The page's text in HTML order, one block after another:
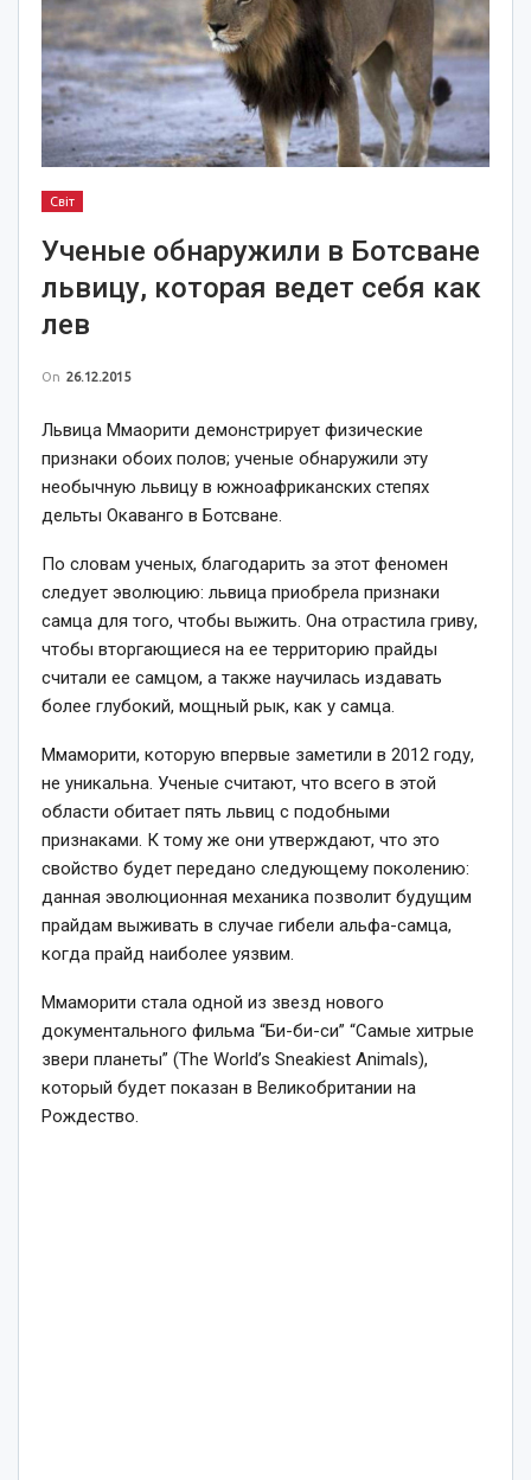
Світ
Ученые обнаружили в Ботсване
львицу, которая ведет себя как
лев
On 26.12.2015
Львица Ммаорити демонстрирует физические
признаки обоих полов; ученые обнаружили эту
необычную львицу в южноафриканских степях
дельты Окаванго в Ботсване.
По словам ученых, благодарить за этот феномен
следует эволюцию: львица приобрела признаки
самца для того, чтобы выжить. Она отрастила гриву,
чтобы вторгающиеся на ее территорию прайды
считали ее самцом, а также научилась издавать
более глубокий, мощный рык, как у самца.
Ммаморити, которую впервые заметили в 2012 году,
не уникальна. Ученые считают, что всего в этой
области обитает пять львиц с подобными
признаками. К тому же они утверждают, что это
свойство будет передано следующему поколению:
данная эволюционная механика позволит будущим
прайдам выживать в случае гибели альфа-самца,
когда прайд наиболее уязвим.
Ммаморити стала одной из звезд нового
документального фильма “Би-би-си” “Самые хитрые
звери планеты” (The World’s Sneakiest Animals),
который будет показан в Великобритании на
Рождество.